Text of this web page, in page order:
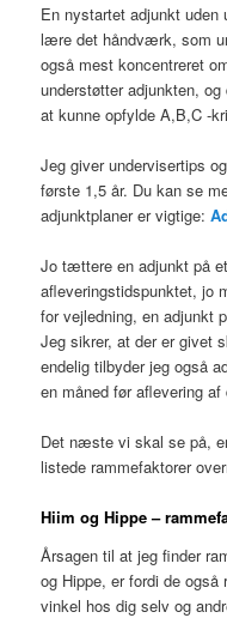
En nystartet adjunkt uden
lære det håndværk, som
også mest koncentreret
understøtter adjunkten,
at kunne opfylde A,B,C -
Jeg giver undervisertips
første 1,5 år. Du kan se
adjunktplaner er vigtige:
Jo tættere en adjunkt på
afleveringstidspunktet, jo
for vejledning, en adjunkt
Jeg sikrer, at der er givet
endelig tilbyder jeg også
en måned før aflevering af
Det næste vi skal se på,
listede rammefaktorer
Hiim og Hippe –
Årsagen til at jeg finder
og Hippe, er fordi de også
vinkel hos dig selv og